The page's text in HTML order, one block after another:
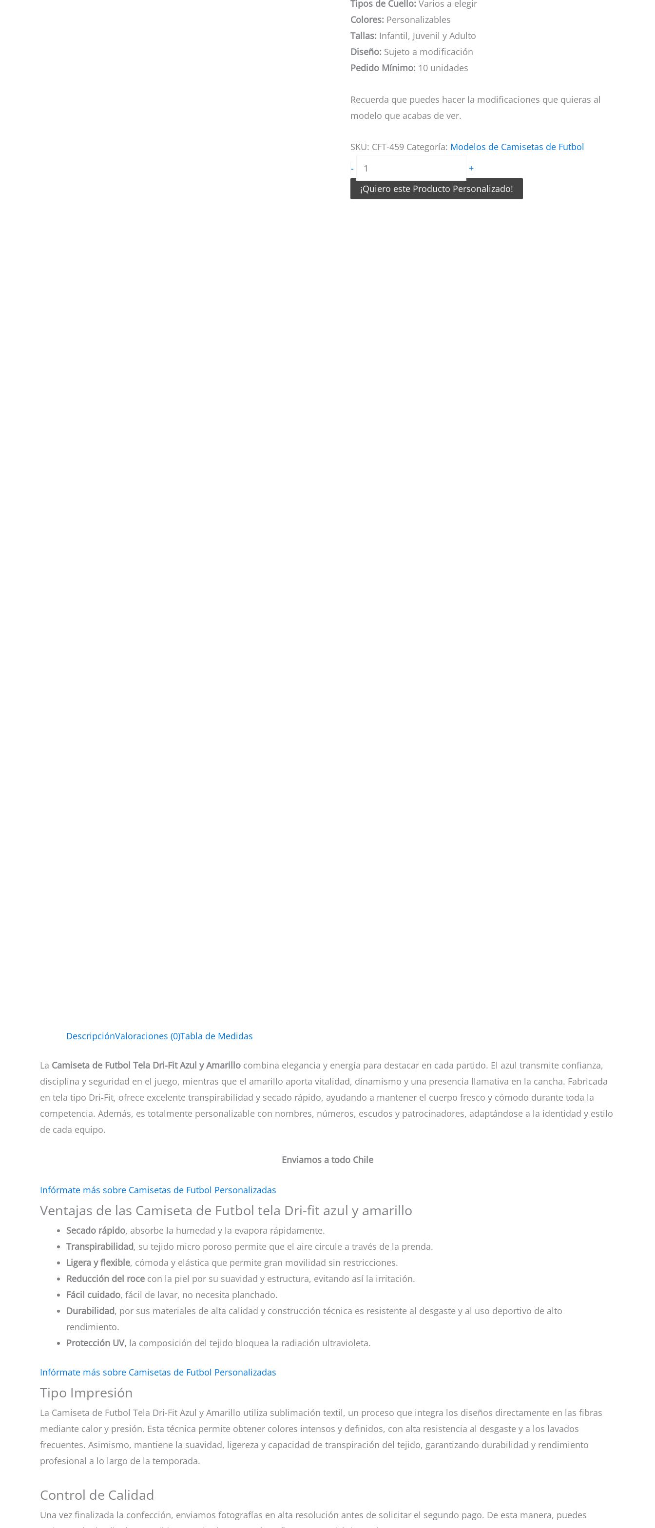
Tipos de Cuello: Varios a elegir
Colores: Personalizables
Tallas: Infantil, Juvenil y Adulto
Diseño: Sujeto a modificación
Pedido Mínimo: 10 unidades
Recuerda que puedes hacer la modificaciones que quieras al
modelo que acabas de ver.
SKU: CFT-459 Categoría: Modelos de Camisetas de Futbol
-
Camiseta
de
Futbol
+
¡Quiero este Producto Personalizado!
DescripciónValoraciones (0)Tabla de Medidas
La Camiseta de Futbol Tela Dri-Fit Azul y Amarillo combina elegancia y energía para destacar en cada partido. El azul transmite confianza,
disciplina y seguridad en el juego, mientras que el amarillo aporta vitalidad, dinamismo y una presencia llamativa en la cancha. Fabricada
en tela tipo Dri-Fit, ofrece excelente transpirabilidad y secado rápido, ayudando a mantener el cuerpo fresco y cómodo durante toda la
competencia. Además, es totalmente personalizable con nombres, números, escudos y patrocinadores, adaptándose a la identidad y estilo
de cada equipo.
Enviamos a todo Chile
Infórmate más sobre Camisetas de Futbol Personalizadas
Ventajas de las Camiseta de Futbol tela Dri-fit azul y amarillo
Secado rápido, absorbe la humedad y la evapora rápidamente.
Transpirabilidad, su tejido micro poroso permite que el aire circule a través de la prenda.
Ligera y flexible, cómoda y elástica que permite gran movilidad sin restricciones.
Reducción del roce con la piel por su suavidad y estructura, evitando así la irritación.
Fácil cuidado, fácil de lavar, no necesita planchado.
Durabilidad, por sus materiales de alta calidad y construcción técnica es resistente al desgaste y al uso deportivo de alto
rendimiento.
Protección UV, la composición del tejido bloquea la radiación ultravioleta.
Infórmate más sobre Camisetas de Futbol Personalizadas
Tipo Impresión
La Camiseta de Futbol Tela Dri-Fit Azul y Amarillo utiliza sublimación textil, un proceso que integra los diseños directamente en las fibras
mediante calor y presión. Esta técnica permite obtener colores intensos y definidos, con alta resistencia al desgaste y a los lavados
frecuentes. Asimismo, mantiene la suavidad, ligereza y capacidad de transpiración del tejido, garantizando durabilidad y rendimiento
profesional a lo largo de la temporada.
Control de Calidad
Una vez finalizada la confección, enviamos fotografías en alta resolución antes de solicitar el segundo pago. De esta manera, puedes